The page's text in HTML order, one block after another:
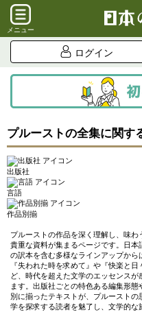
メニュー
ログイン
プルーストの全集に関す
出版社
言語
作品別揃
プルーストの作品を深く理解し、味わ
貴重な資料が集まるページです。日本
の訳本を含む多様なラインアップから
『失われた時を求めて』や『快楽と日
ど、時代を超えた文学のエッセンスが
ます。出版社ごとの特色ある編集形態
別に揃ったテキストが、プルーストの
学を探求する読者を魅了し、文学的な